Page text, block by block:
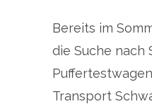
Bereits im
die Suche nach
Transport